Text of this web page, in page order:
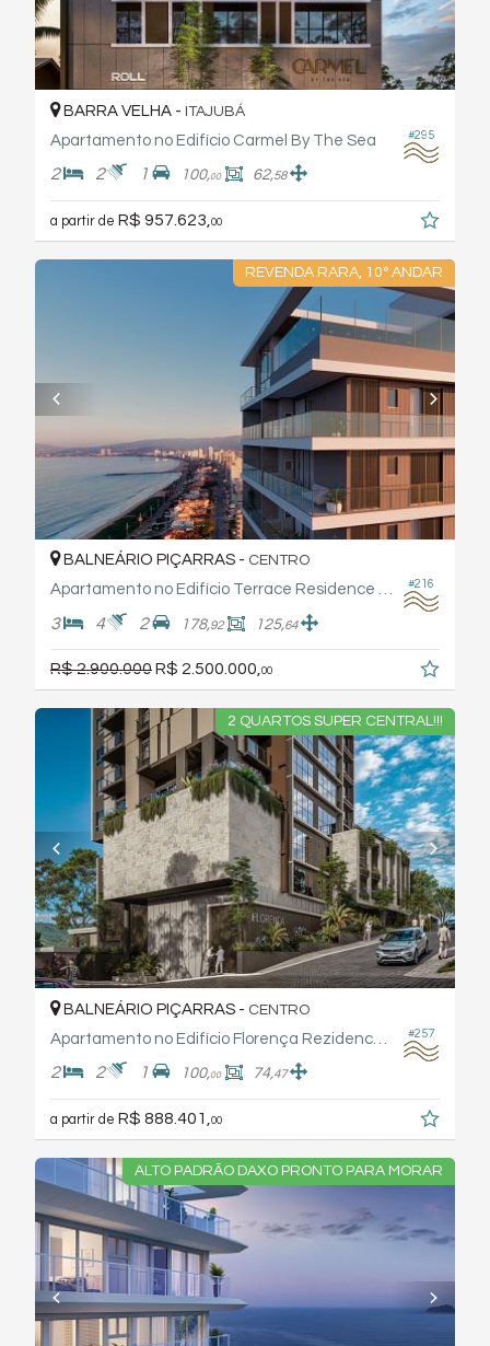
#295
BARRA VELHA - ITAJUBÁ
Apartamento no Edifício Carmel By The Sea
2 2 1 100,00 62,58
a partir de R$ 957.623, 00
REVENDA RARA, 10° ANDAR
#216
BALNEÁRIO PIÇARRAS - CENTRO
Apartamento no Edifício Terrace Residence By Frechal
3 4 2 178,92 125,64
R$ 2.900.000R$ 2.500.000,00
2 QUARTOS SUPER CENTRAL!!!
#257
BALNEÁRIO PIÇARRAS - CENTRO
2 2 1 100,00 74,47
a partir de R$ 888.401, 00
ALTO PADRÃO DAXO PRONTO PARA MORAR